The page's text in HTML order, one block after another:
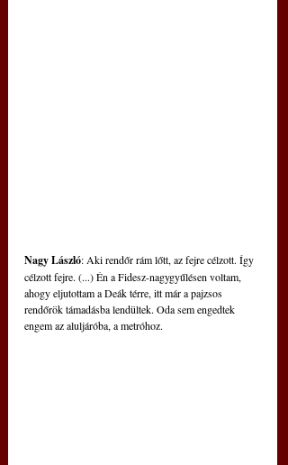
Nagy László: Aki rendőr rám lőtt, az fejre célzott. Így
célzott fejre. (...) Én a Fidesz-nagygyűlésen voltam,
ahogy eljutottam a Deák térre, itt már a pajzsos
rendőrök támadásba lendültek. Oda sem engedtek
engem az aluljáróba, a metróhoz.